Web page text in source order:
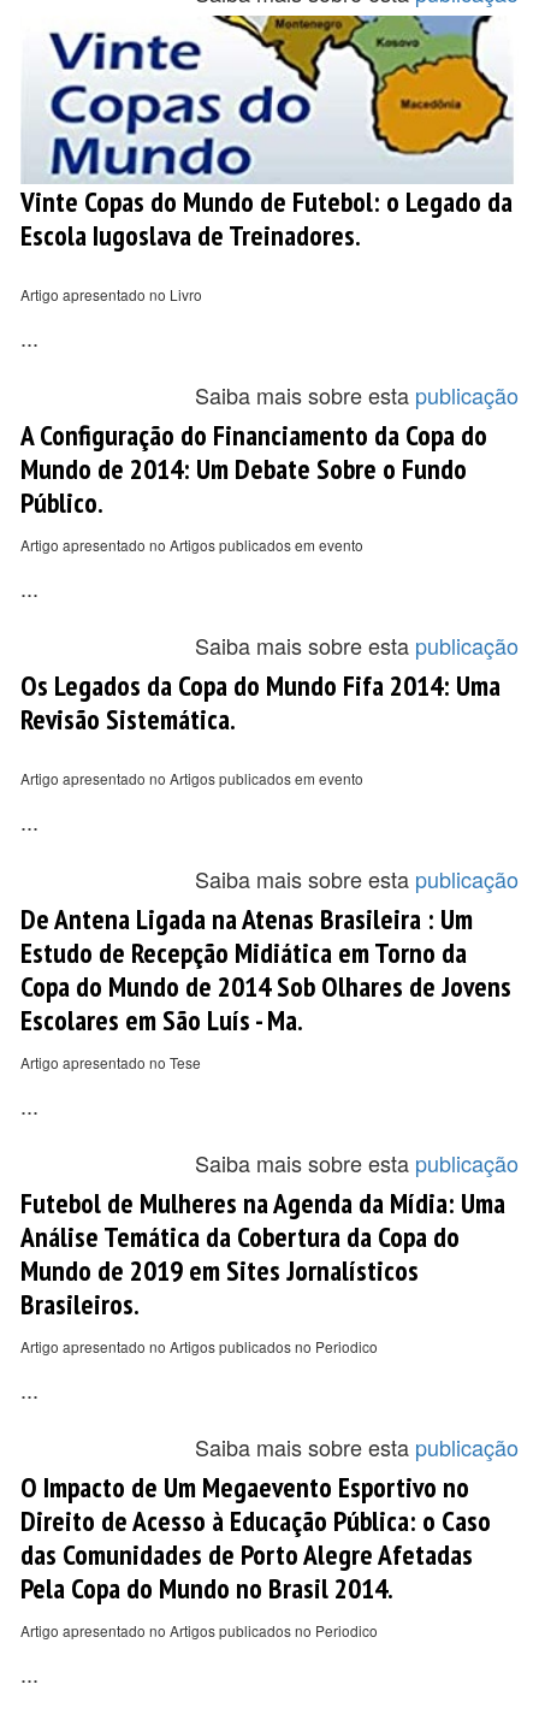
Vinte Copas do Mundo de Futebol: o Legado da
Escola Iugoslava de Treinadores.
Artigo apresentado no Livro
...
Saiba mais sobre esta publicação
A Configuração do Financiamento da Copa do
Mundo de 2014: Um Debate Sobre o Fundo
Público.
Artigo apresentado no Artigos publicados em evento
...
Saiba mais sobre esta publicação
Os Legados da Copa do Mundo Fifa 2014: Uma
Revisão Sistemática.
Artigo apresentado no Artigos publicados em evento
...
Saiba mais sobre esta publicação
De Antena Ligada na Atenas Brasileira : Um
Estudo de Recepção Midiática em Torno da
Copa do Mundo de 2014 Sob Olhares de Jovens
Escolares em São Luís - Ma.
Artigo apresentado no Tese
...
Saiba mais sobre esta publicação
Futebol de Mulheres na Agenda da Mídia: Uma
Análise Temática da Cobertura da Copa do
Mundo de 2019 em Sites Jornalísticos
Brasileiros.
Artigo apresentado no Artigos publicados no Periodico
...
Saiba mais sobre esta publicação
O Impacto de Um Megaevento Esportivo no
Direito de Acesso à Educação Pública: o Caso
das Comunidades de Porto Alegre Afetadas
Pela Copa do Mundo no Brasil 2014.
Artigo apresentado no Artigos publicados no Periodico
...